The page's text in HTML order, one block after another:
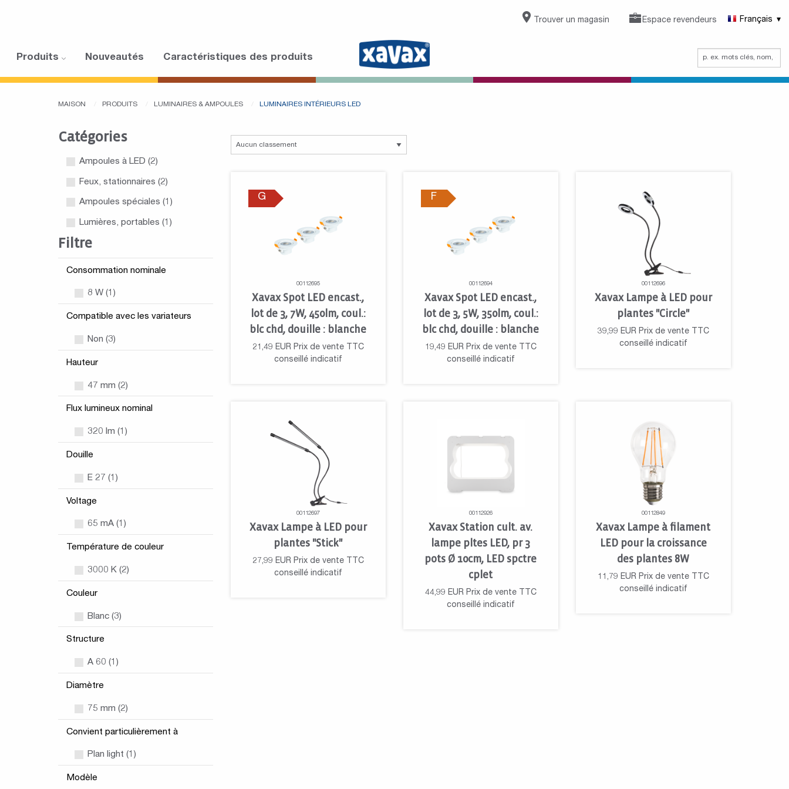
Trouver un magasin Espace revendeurs Français
Produits Nouveautés Caractéristiques des produits
MAISON PRODUITS LUMINAIRES & AMPOULES LUMINAIRES INTÉRIEURS LED
Catégories
Ampoules à LED (2)
Feux, stationnaires (2)
Ampoules spéciales (1)
Lumières, portables (1)
Filtre
Consommation nominale
8 W (1)
Compatible avec les variateurs
Non (3)
Hauteur
47 mm (2)
Flux lumineux nominal
320 lm (1)
Douille
E 27 (1)
Voltage
65 mA (1)
Température de couleur
3000 K (2)
Couleur
Blanc (3)
Structure
A 60 (1)
Diamètre
75 mm (2)
Convient particulièrement à
Plan light (1)
Modèle
G
00112695
Xavax Spot LED encast.,
lot de 3, 7W, 450lm, coul.:
blc chd, douille : blanche
21,49 EUR Prix de vente TTC
conseillé indicatif
F
00112694
Xavax Spot LED encast.,
lot de 3, 5W, 350lm, coul.:
blc chd, douille : blanche
19,49 EUR Prix de vente TTC
conseillé indicatif
00112696
Xavax Lampe à LED pour
plantes "Circle"
39,99 EUR Prix de vente TTC
conseillé indicatif
00112697
Xavax Lampe à LED pour
plantes "Stick"
27,99 EUR Prix de vente TTC
conseillé indicatif
00112926
Xavax Station cult. av.
lampe pltes LED, pr 3
pots Ø 10cm, LED spctre
cplet
44,99 EUR Prix de vente TTC
conseillé indicatif
00112849
Xavax Lampe à filament
LED pour la croissance
des plantes 8W
11,79 EUR Prix de vente TTC
conseillé indicatif